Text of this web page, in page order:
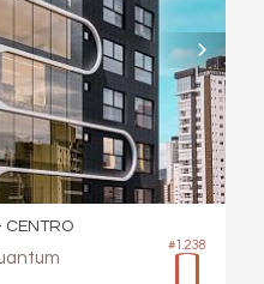
#1.238
CENTRO